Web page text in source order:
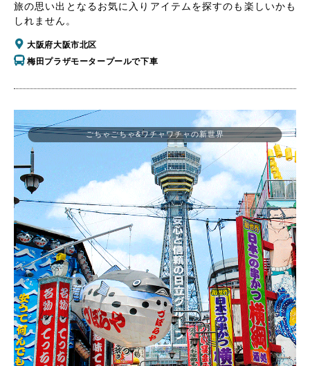
旅の思い出となるお気に入りアイテムを探すのも楽しいかも
しれません。
大阪府大阪市北区
梅田プラザモータープールで下車
ごちゃごちゃ&ワチャワチャの新世界